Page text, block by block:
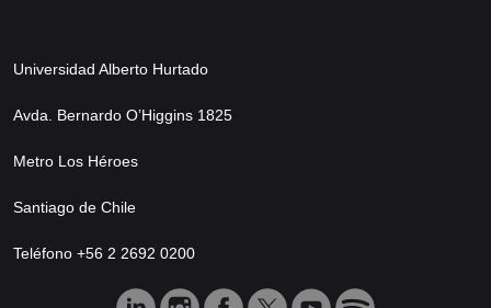
Universidad Alberto Hurtado
Avda. Bernardo O’Higgins 1825
Metro Los Héroes
Santiago de Chile
Teléfono +56 2 2692 0200